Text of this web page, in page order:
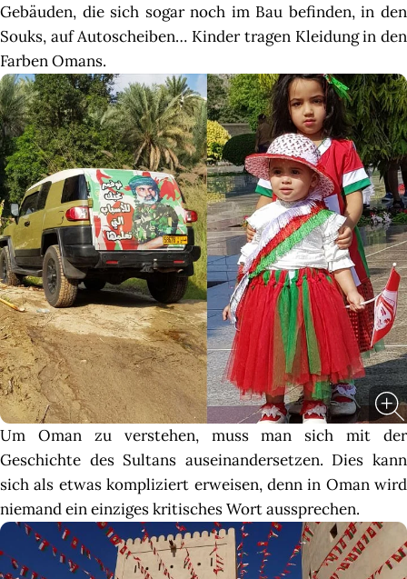
Gebäuden, die sich sogar noch im Bau befinden, in den
Souks, auf Autoscheiben… Kinder tragen Kleidung in den
Farben Omans.
Um Oman zu verstehen, muss man sich mit der
Geschichte des Sultans auseinandersetzen. Dies kann
sich als etwas kompliziert erweisen, denn in Oman wird
niemand ein einziges kritisches Wort aussprechen.